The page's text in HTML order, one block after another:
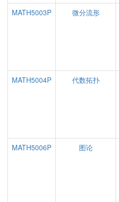
MATH5003P
微分流形
MATH5004P
代数拓扑
MATH5006P
图论